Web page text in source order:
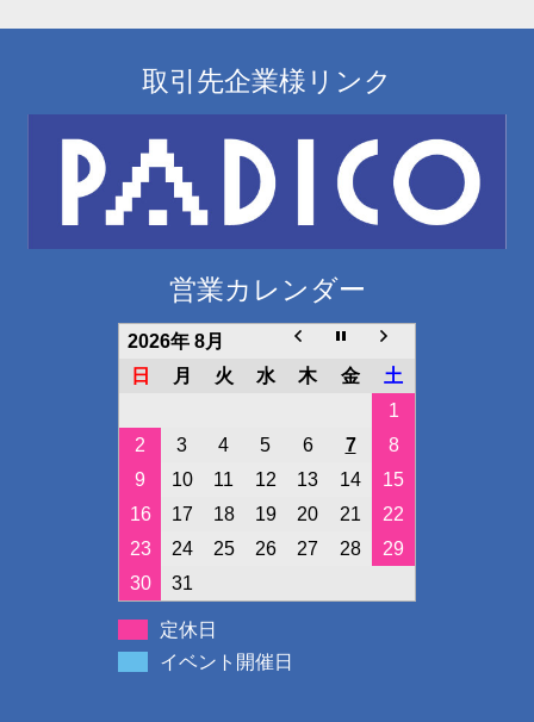
取引先企業様リンク
営業カレンダー
2026年 8月
日
月 火 水 木 金
土
1
2
3 4 5 6 7
8
9
10 11 12 13 14
15
16
17 18 19 20 21
22
23
24 25 26 27 28
29
30
31
定休日
イベント開催日